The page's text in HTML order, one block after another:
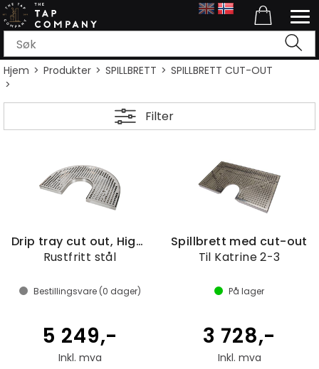
Hjem>Produkter>SPILLBRETT>SPILLBRETT CUT-OUT
>
Filter
Drip tray cut out, Hightower
Rustfritt stål
Bestillingsvare (0 dager)
5 249,-
Inkl. mva
Spillbrett med cut-out
Til Katrine 2-3
På lager
3 728,-
Inkl. mva